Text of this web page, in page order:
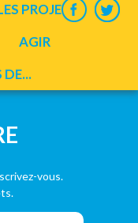
PROJETS
AGIR
DE...
vous.